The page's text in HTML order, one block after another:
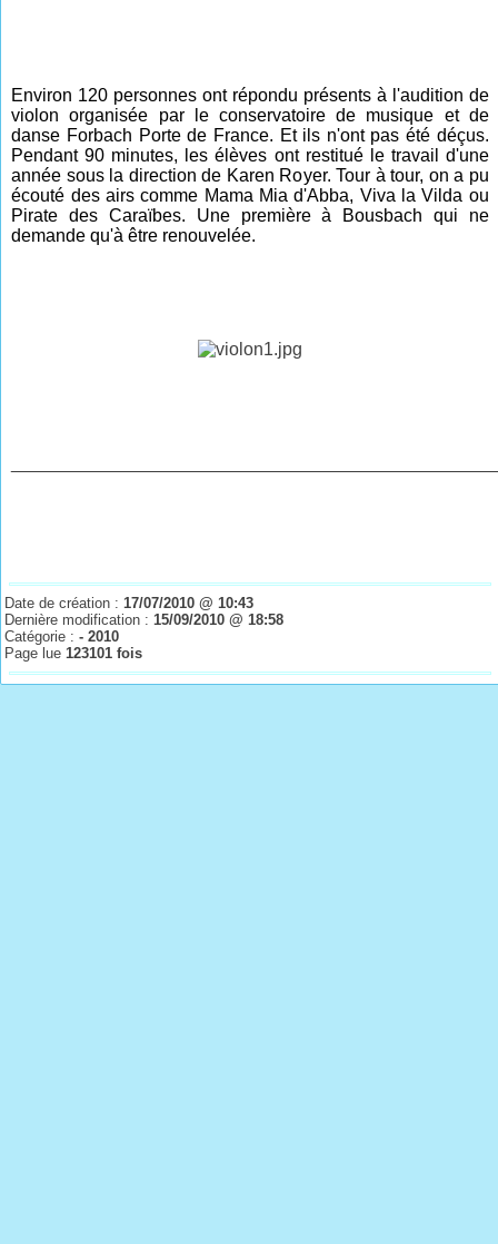
Environ 120 personnes ont répondu présents à l'audition de
violon organisée par le conservatoire de musique et de
danse Forbach Porte de France. Et ils n'ont pas été déçus.
Pendant 90 minutes, les élèves ont restitué le travail d'une
année sous la direction de Karen Royer. Tour à tour, on a pu
écouté des airs comme Mama Mia d'Abba, Viva la Vilda ou
Pirate des Caraïbes. Une première à Bousbach qui ne
demande qu'à être renouvelée.
Date de création :17/07/2010 @ 10:43
Dernière modification :15/09/2010 @ 18:58
Catégorie :- 2010
Page lue123101 fois